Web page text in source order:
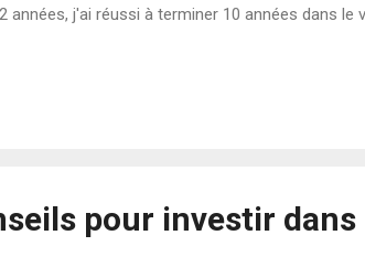
années, j'ai réussi à terminer 10 années dans le
a explosé le S&P 500 ! Un rendement de
pour investir dans